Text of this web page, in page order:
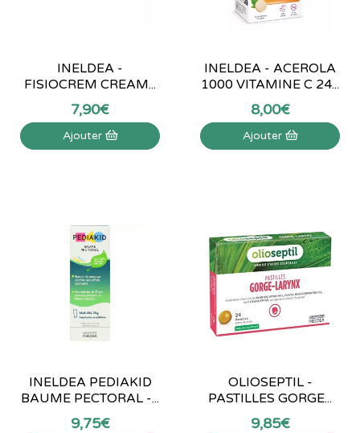
INELDEA -
FISIOCREM CREAM...
7,90€
Ajouter
INELDEA - ACEROLA
1000 VITAMINE C 24...
8,00€
Ajouter
INELDEA PEDIAKID
BAUME PECTORAL -...
9,75€
OLIOSEPTIL -
PASTILLES GORGE...
9,85€